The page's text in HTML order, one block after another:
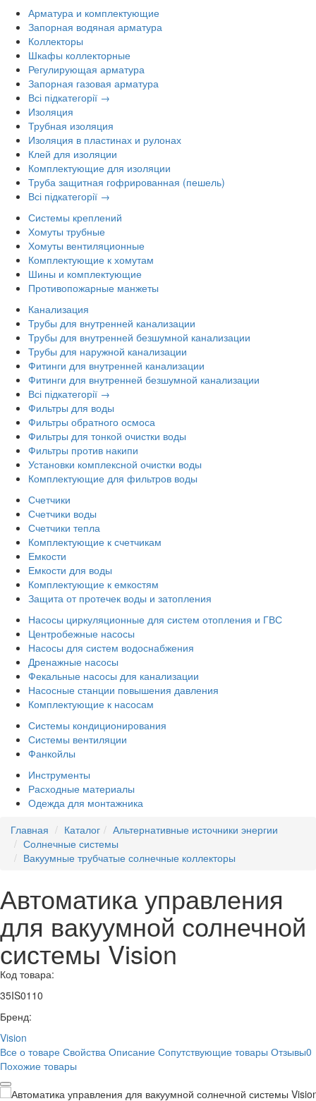
Арматура и комплектующие
Запорная водяная арматура
Коллекторы
Шкафы коллекторные
Регулирующая арматура
Запорная газовая арматура
Всі підкатегорії →
Изоляция
Трубная изоляция
Изоляция в пластинах и рулонах
Клей для изоляции
Комплектующие для изоляции
Труба защитная гофрированная (пешель)
Всі підкатегорії →
Системы креплений
Хомуты трубные
Хомуты вентиляционные
Комплектующие к хомутам
Шины и комплектующие
Противопожарные манжеты
Канализация
Трубы для внутренней канализации
Трубы для внутренней безшумной канализации
Трубы для наружной канализации
Фитинги для внутренней канализации
Фитинги для внутренней безшумной канализации
Всі підкатегорії →
Фильтры для воды
Фильтры обратного осмоса
Фильтры для тонкой очистки воды
Фильтры против накипи
Установки комплексной очистки воды
Комплектующие для фильтров воды
Счетчики
Счетчики воды
Счетчики тепла
Комплектующие к счетчикам
Емкости
Емкости для воды
Комплектующие к емкостям
Защита от протечек воды и затопления
Насосы циркуляционные для систем отопления и ГВС
Центробежные насосы
Насосы для систем водоснабжения
Дренажные насосы
Фекальные насосы для канализации
Насосные станции повышения давления
Комплектующие к насосам
Системы кондиционирования
Системы вентиляции
Фанкойлы
Инструменты
Расходные материалы
Одежда для монтажника
Главная
Каталог
Альтернативные источники энергии
Солнечные системы
Вакуумные трубчатые солнечные коллекторы
Автоматика управления
для вакуумной солнечной
системы Vision
Код товара:
35IS0110
Бренд:
Vision
Все о товаре Свойства Описание Сопутствующие товары Отзывы0
Похожие товары